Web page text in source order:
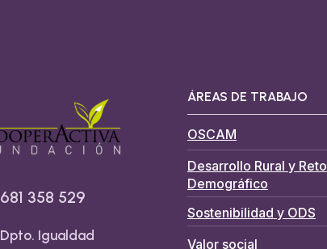
681 358 529
Dpto. Igualdad
ÁREAS DE TRABAJO
OSCAM
Desarrollo Rural y Reto
Demográfico
Sostenibilidad y ODS
Valor social